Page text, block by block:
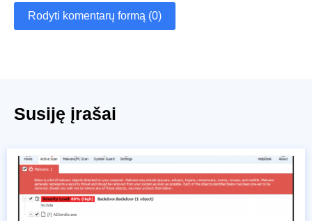
Rodyti komentarų formą (0)
Susiję įrašai